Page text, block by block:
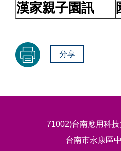
漢家親子園訊
分享
71002)台南應用科
台南市永康區